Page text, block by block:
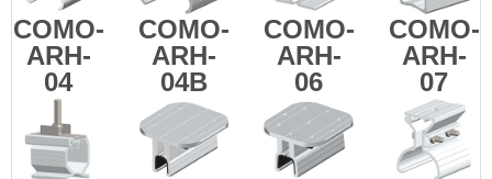
COMO-
ARH-
04
COMO-
ARH-
04B
COMO-
ARH-
06
COMO-
ARH-
07